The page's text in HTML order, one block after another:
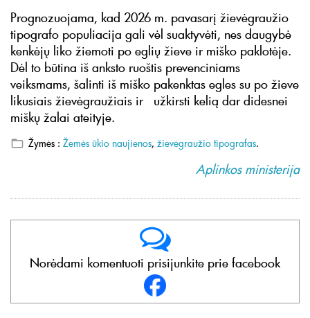
Prognozuojama, kad 2026 m. pavasarį žievėgraužio
tipografo populiacija gali vėl suaktyvėti, nes daugybė
kenkėjų liko žiemoti po eglių žieve ir miško paklotėje.
Dėl to būtina iš anksto ruoštis prevenciniams
veiksmams, šalinti iš miško pakenktas egles su po žieve
likusiais žievėgraužiais ir užkirsti kelią dar didesnei
miškų žalai ateityje.
Žymės : Žemės ūkio naujienos, žievėgraužio tipografas.
Aplinkos ministerija
Norėdami komentuoti prisijunkite prie facebook